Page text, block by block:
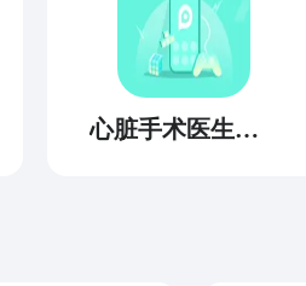
心脏手术医生模拟